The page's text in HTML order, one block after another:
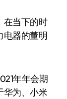
在当下的时
电器的董明
年年会期
华为、小米